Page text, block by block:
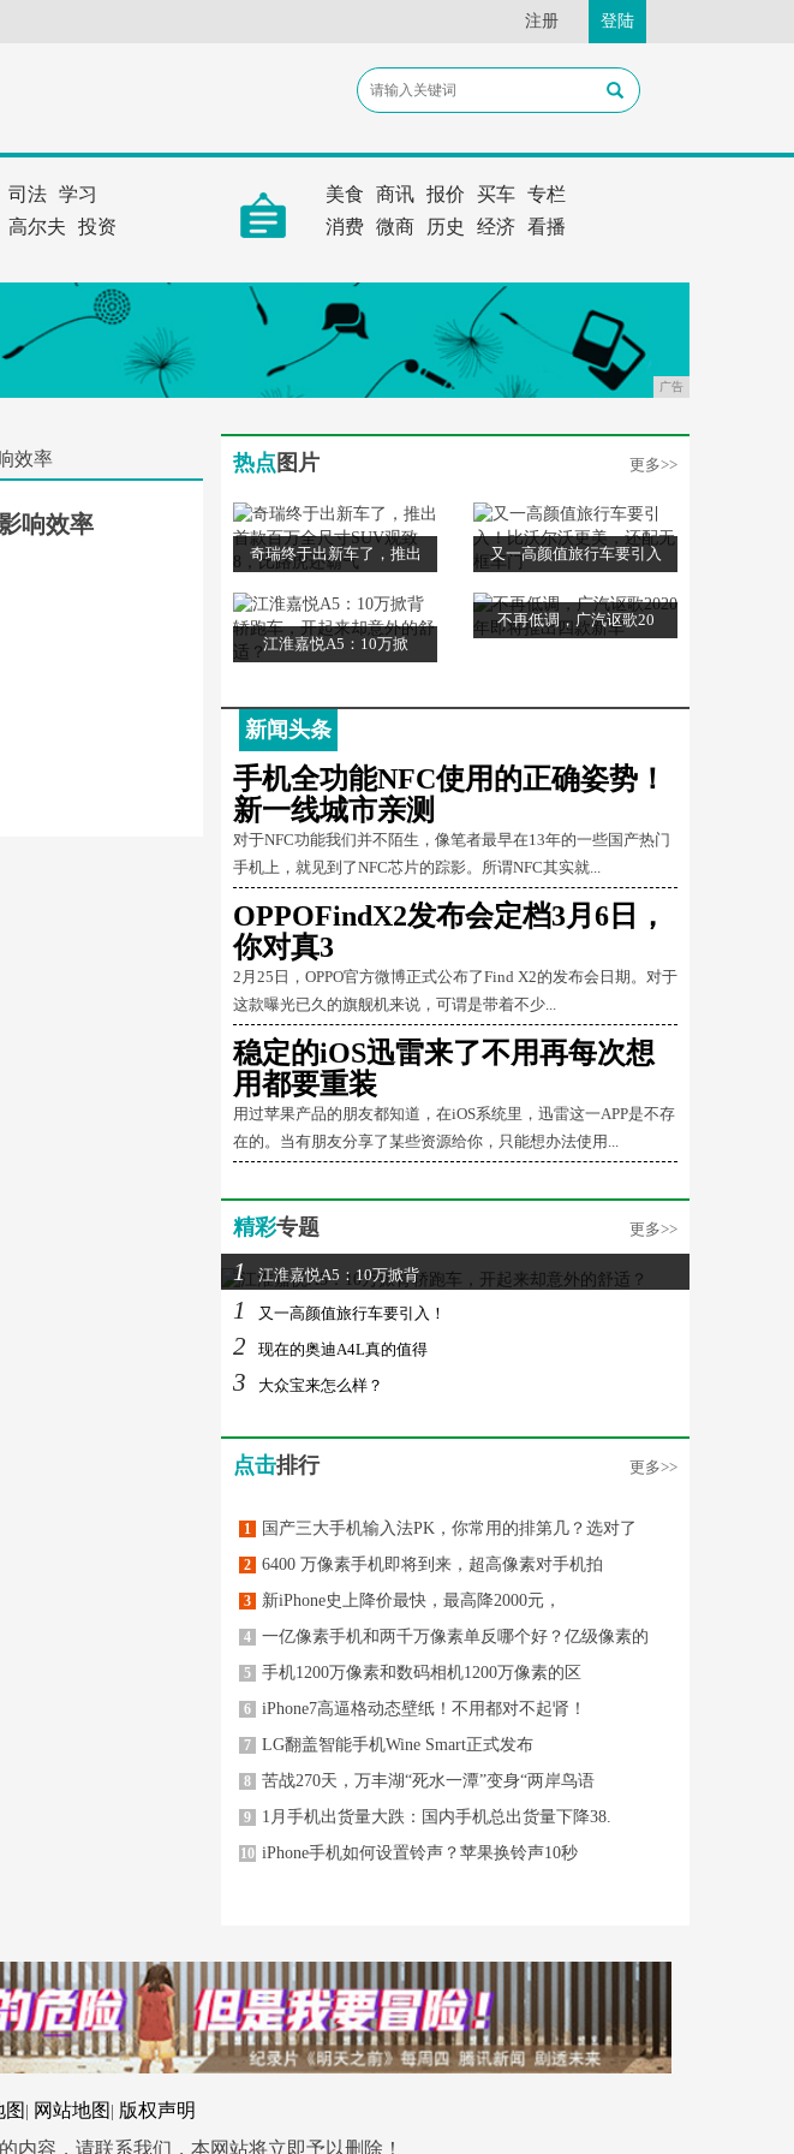
注册 登陆
司法 学习
高尔夫 投资
美食 商讯 报价 买车 专栏
消费 微商 历史 经济 看播
广告
效率
响效率
热点 图片 更多>>
奇瑞终于出新车了，推出 又一高颜值旅行车要引入
江淮嘉悦A5：10万掀
不再低调，广汽讴歌20
新闻头条
手机全功能NFC使用的正确姿势！
新一线城市亲测
对于NFC功能我们并不陌生，像笔者最早在13年的一些国产热门
手机上，就见到了NFC芯片的踪影。所谓NFC其实就...
OPPOFindX2发布会定档3月6日，
你对真3
2月25日，OPPO官方微博正式公布了Find X2的发布会日期。对于
这款曝光已久的旗舰机来说，可谓是带着不少...
稳定的iOS迅雷来了不用再每次想
用都要重装
用过苹果产品的朋友都知道，在iOS系统里，迅雷这一APP是不存
在的。当有朋友分享了某些资源给你，只能想办法使用...
精彩专题 更多>>
1 江淮嘉悦A5：10万掀背
1 又一高颜值旅行车要引入！
2 现在的奥迪A4L真的值得
3 大众宝来怎么样？
点击排行 更多>>
1 国产三大手机输入法PK，你常用的排第几？选对了
2 6400 万像素手机即将到来，超高像素对手机拍
3 新iPhone史上降价最快，最高降2000元，
4 一亿像素手机和两千万像素单反哪个好？亿级像素的
5 手机1200万像素和数码相机1200万像素的区
6 iPhone7高逼格动态壁纸！不用都对不起肾！
7 LG翻盖智能手机Wine Smart正式发布
8 苦战270天，万丰湖“死水一潭”变身“两岸鸟语
9 1月手机出货量大跌：国内手机总出货量下降38.
10 iPhone手机如何设置铃声？苹果换铃声10秒
网站地图
版权声明
内容，请联系我们，本网站将立即予以删除！